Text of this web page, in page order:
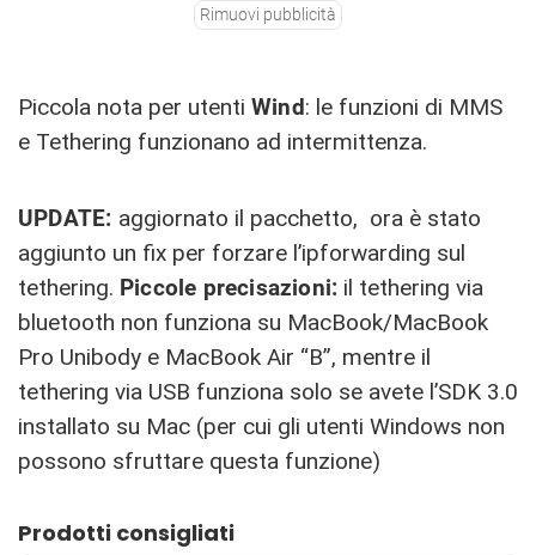
Rimuovi pubblicità
Piccola nota per utenti Wind: le funzioni di MMS
e Tethering funzionano ad intermittenza.
UPDATE: aggiornato il pacchetto, ora è stato
aggiunto un fix per forzare l’ipforwarding sul
tethering. Piccole precisazioni: il tethering via
bluetooth non funziona su MacBook/MacBook
Pro Unibody e MacBook Air “B”, mentre il
tethering via USB funziona solo se avete l’SDK 3.0
installato su Mac (per cui gli utenti Windows non
possono sfruttare questa funzione)
Prodotti consigliati